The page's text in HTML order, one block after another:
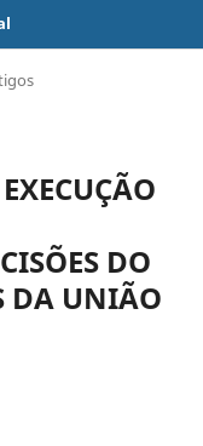
DO
DA UNIÃO